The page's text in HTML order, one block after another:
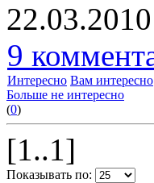
9
Интересно Вам интересно
Больше не интересно
(0)
[1..1]
Показывать по: